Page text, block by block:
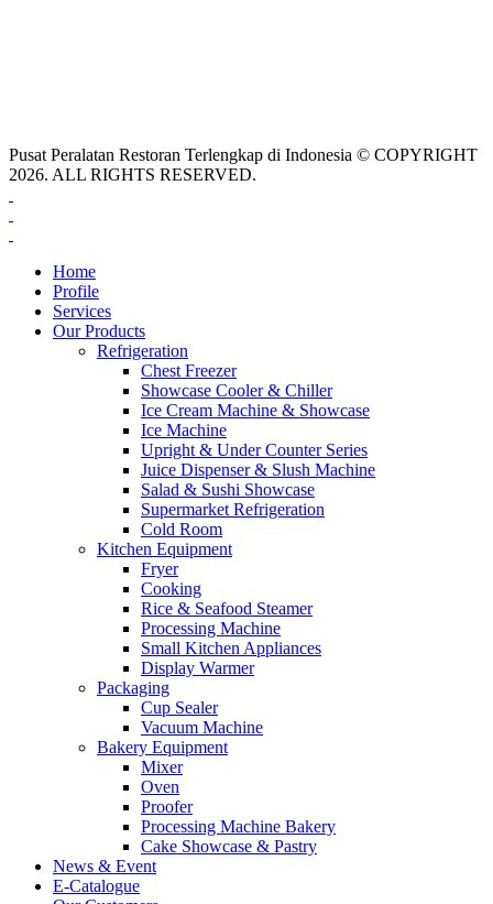
Pusat Peralatan Restoran Terlengkap di Indonesia © COPYRIGHT
2026. ALL RIGHTS RESERVED.
Home
Profile
Services
Our Products
Refrigeration
Chest Freezer
Showcase Cooler & Chiller
Ice Cream Machine & Showcase
Ice Machine
Upright & Under Counter Series
Juice Dispenser & Slush Machine
Salad & Sushi Showcase
Supermarket Refrigeration
Cold Room
Kitchen Equipment
Fryer
Cooking
Rice & Seafood Steamer
Processing Machine
Small Kitchen Appliances
Display Warmer
Packaging
Cup Sealer
Vacuum Machine
Bakery Equipment
Mixer
Oven
Proofer
Processing Machine Bakery
Cake Showcase & Pastry
News & Event
E-Catalogue